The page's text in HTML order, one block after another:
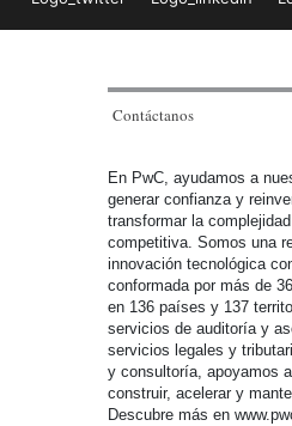
Contáctanos
En PwC, ayudamos a
generar confianza y
transformar la
competitiva. Somos una
innovación tecnológica
conformada por más de
en 136 países y 137
servicios de auditoría y
servicios legales y
y consultoría, apoyamos
construir, acelerar y
Descubre más en